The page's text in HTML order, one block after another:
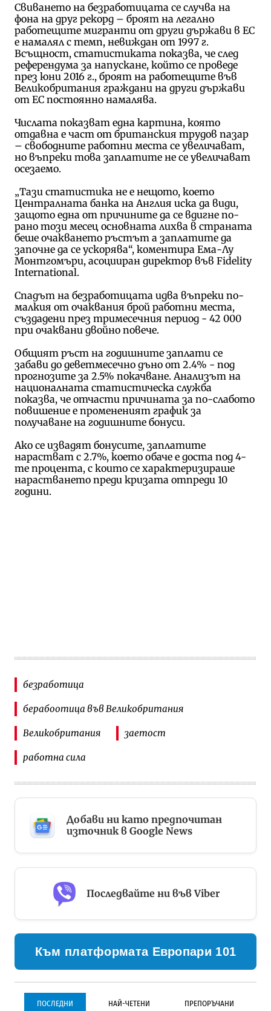
Свиването на безработицата се случва на
фона на друг рекорд – броят на легално
работещите мигранти от други държави в ЕС
е намалял с темп, невиждан от 1997 г.
Всъщност, статистиката показва, че след
референдума за напускане, който се проведе
през юни 2016 г., броят на работещите във
Великобритания граждани на други държави
от ЕС постоянно намалява.
Числата показват една картина, която
отдавна е част от британския трудов пазар
– свободните работни места се увеличават,
но въпреки това заплатите не се увеличават
осезаемо.
„Тази статистика не е нещото, което
Централната банка на Англия иска да види,
защото една от причините да се вдигне по-
рано този месец основната лихва в страната
беше очакването ръстът а заплатите да
започне да се ускорява“, коментира Ема-Лу
Монтгомъри, асоцииран директор във Fidelity
International.
Спадът на безработицата идва въпреки по-
малкия от очаквания брой работни места,
създадени през тримесечния период - 42 000
при очаквани двойно повече.
Общият ръст на годишните заплати се
забави до деветмесечно дъно от 2.4% - под
прогнозите за 2.5% покачване. Анализът на
националната статистическа служба
показва, че отчасти причината за по-слабото
повишение е промененият график за
получаване на годишните бонуси.
Ако се извадят бонусите, заплатите
нарастват с 2.7%, което обаче е доста под 4-
те процента, с които се характеризираше
нарастването преди кризата отпреди 10
години.
безработица
берабоотица във Великобритания
Великобритания заетост
работна сила
Добави ни като предпочитан
източник в Google News
Последвайте ни във Viber
Към платформата Европари 101
ПОСЛЕДНИ НАЙ-ЧЕТЕНИ ПРЕПОРЪЧАНИ